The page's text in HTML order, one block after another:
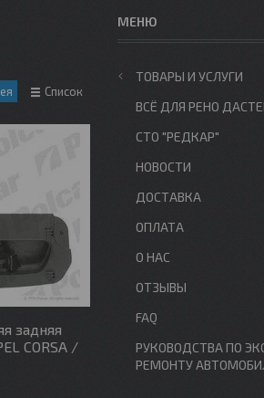
Список
задняя
CORSA /
ТОВАРЫ И УСЛУГИ
ВСЁ ДЛЯ РЕНО
СТО "РЕДКАР"
НОВОСТИ
ДОСТАВКА
ОПЛАТА
О НАС
ОТЗЫВЫ
FAQ
РУКОВОДСТВА ПО
РЕМОНТУ